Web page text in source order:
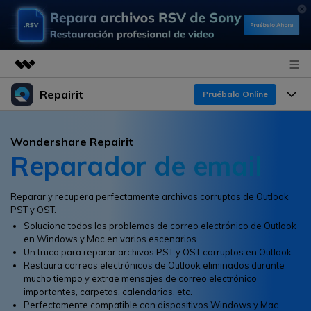
Productos destacados
Utilidades
Resumen
Soluciones
Quiénes somos
Sala de prensa
Tienda
Soporte
Repairit Pruébalo Online
multiplataforma
Pruébalo Gratis
Funciones
Para PC
En Línea
¿Por qué Repairit?
Experto en Reparación de Datos
Perspectiva Tecnológica
Guías y Soporte
Recursos
Soluciones de Video
Soluciones de Archivos
Precios
Wondershare Repairit
Reparador de email
Reparar y recupera perfectamente archivos corruptos de Outlook
PST y OST.
Soluciona todos los problemas de correo electrónico de Outlook
en Windows y Mac en varios escenarios.
Un truco para reparar archivos PST y OST corruptos en Outlook.
Restaura correos electrónicos de Outlook eliminados durante
mucho tiempo y extrae mensajes de correo electrónico
importantes, carpetas, calendarios, etc.
Perfectamente compatible con dispositivos Windows y Mac.